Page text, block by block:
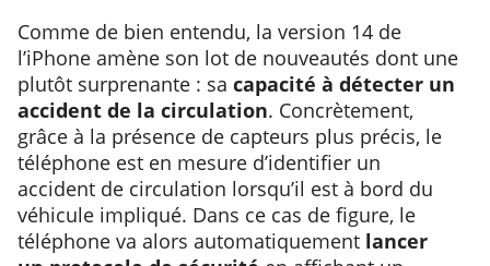
Comme de bien entendu, la version 14 de
l’iPhone amène son lot de nouveautés dont une
plutôt surprenante : sa capacité à détecter un
accident de la circulation. Concrètement,
grâce à la présence de capteurs plus précis, le
téléphone est en mesure d’identifier un
accident de circulation lorsqu’il est à bord du
véhicule impliqué. Dans ce cas de figure, le
téléphone va alors automatiquement lancer